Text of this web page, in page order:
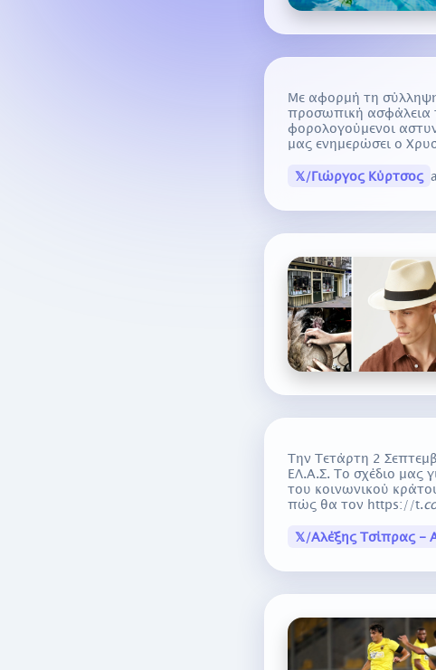
Με αφορμή τη
προσωπική ασφάλεια
φορολογούμενοι
μας ενημερώσει ο
𝕏/Γιώργος Κύρτσος
Την Τετάρτη 2
ΕΛ.Α.Σ. Το σχέδιο μας
του κοινωνικού
πώς θα τον https://t.
𝕏/Αλέξης Τσίπρας -